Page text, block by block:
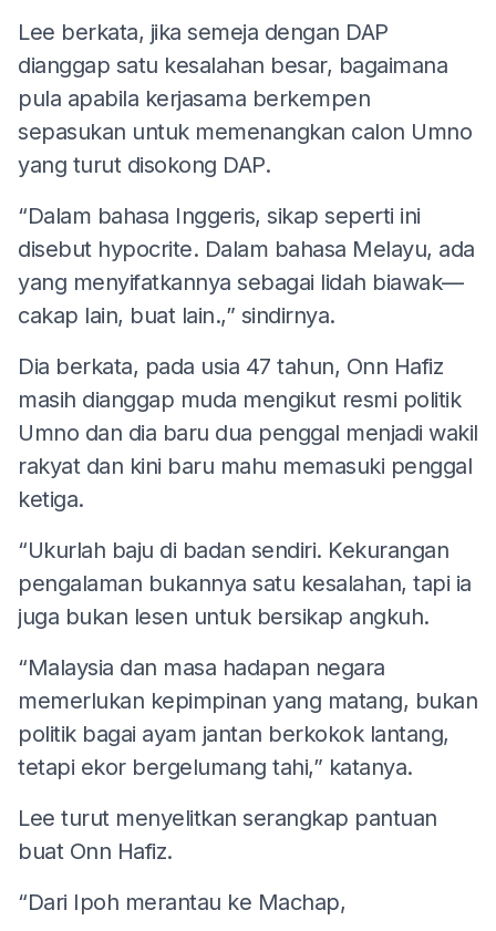
Lee berkata, jika semeja dengan DAP
dianggap satu kesalahan besar, bagaimana
pula apabila kerjasama berkempen
sepasukan untuk memenangkan calon Umno
yang turut disokong DAP.
“Dalam bahasa Inggeris, sikap seperti ini
disebut hypocrite. Dalam bahasa Melayu, ada
yang menyifatkannya sebagai lidah biawak—
cakap lain, buat lain.,” sindirnya.
Dia berkata, pada usia 47 tahun, Onn Hafiz
masih dianggap muda mengikut resmi politik
Umno dan dia baru dua penggal menjadi wakil
rakyat dan kini baru mahu memasuki penggal
ketiga.
“Ukurlah baju di badan sendiri. Kekurangan
pengalaman bukannya satu kesalahan, tapi ia
juga bukan lesen untuk bersikap angkuh.
“Malaysia dan masa hadapan negara
memerlukan kepimpinan yang matang, bukan
politik bagai ayam jantan berkokok lantang,
tetapi ekor bergelumang tahi,” katanya.
Lee turut menyelitkan serangkap pantuan
buat Onn Hafiz.
“Dari Ipoh merantau ke Machap,